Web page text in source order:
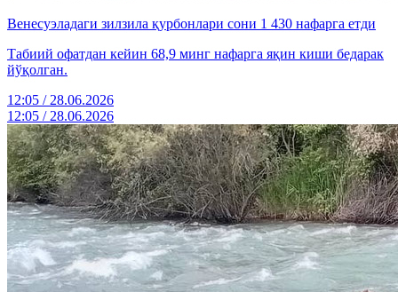
Венесуэладаги зилзила қурбонлари сони 1 430 нафарга етди
Табиий офатдан кейин 68,9 минг нафарга яқин киши бедарак
йўқолган.
12:05 / 28.06.2026
12:05 / 28.06.2026